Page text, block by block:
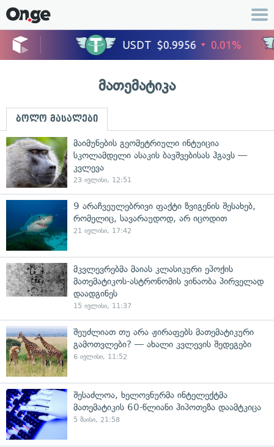
მათემატიკა
ბოლო მასალები
მაიმუნების გეომეტრიული ინტუიცია
სკოლამდელი ასაკის ბავშვებისას ჰგავს —
კვლევა
23 ივლისი, 12:51
9 არაჩვეულებრივი ფაქტი ზვიგენის შესახებ,
რომელიც, სავარაუდოდ, არ იცოდით
21 ივლისი, 17:42
მკვლევრებმა მაიას კლასიკური ეპოქის
მათემატიკოს-ასტრონომის ვინაობა პირველად
დაადგინეს
15 ივლისი, 11:37
შეუძლიათ თუ არა ჟირაფებს მათემატიკური
გამოთვლები? — ახალი კვლევის შედეგები
6 ივლისი, 11:52
შესაძლოა, ხელოვნურმა ინტელექტმა
მათემატიკის 60-წლიანი ჰიპოთეზა დაამტკიცა
5 მაისი, 21:58